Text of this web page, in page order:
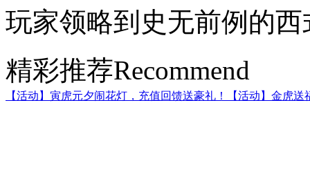
玩家领略到史无前例的
精彩推荐Recommend
【活动】寅虎元夕闹花灯，充值回馈送豪礼！ 【活动】金虎